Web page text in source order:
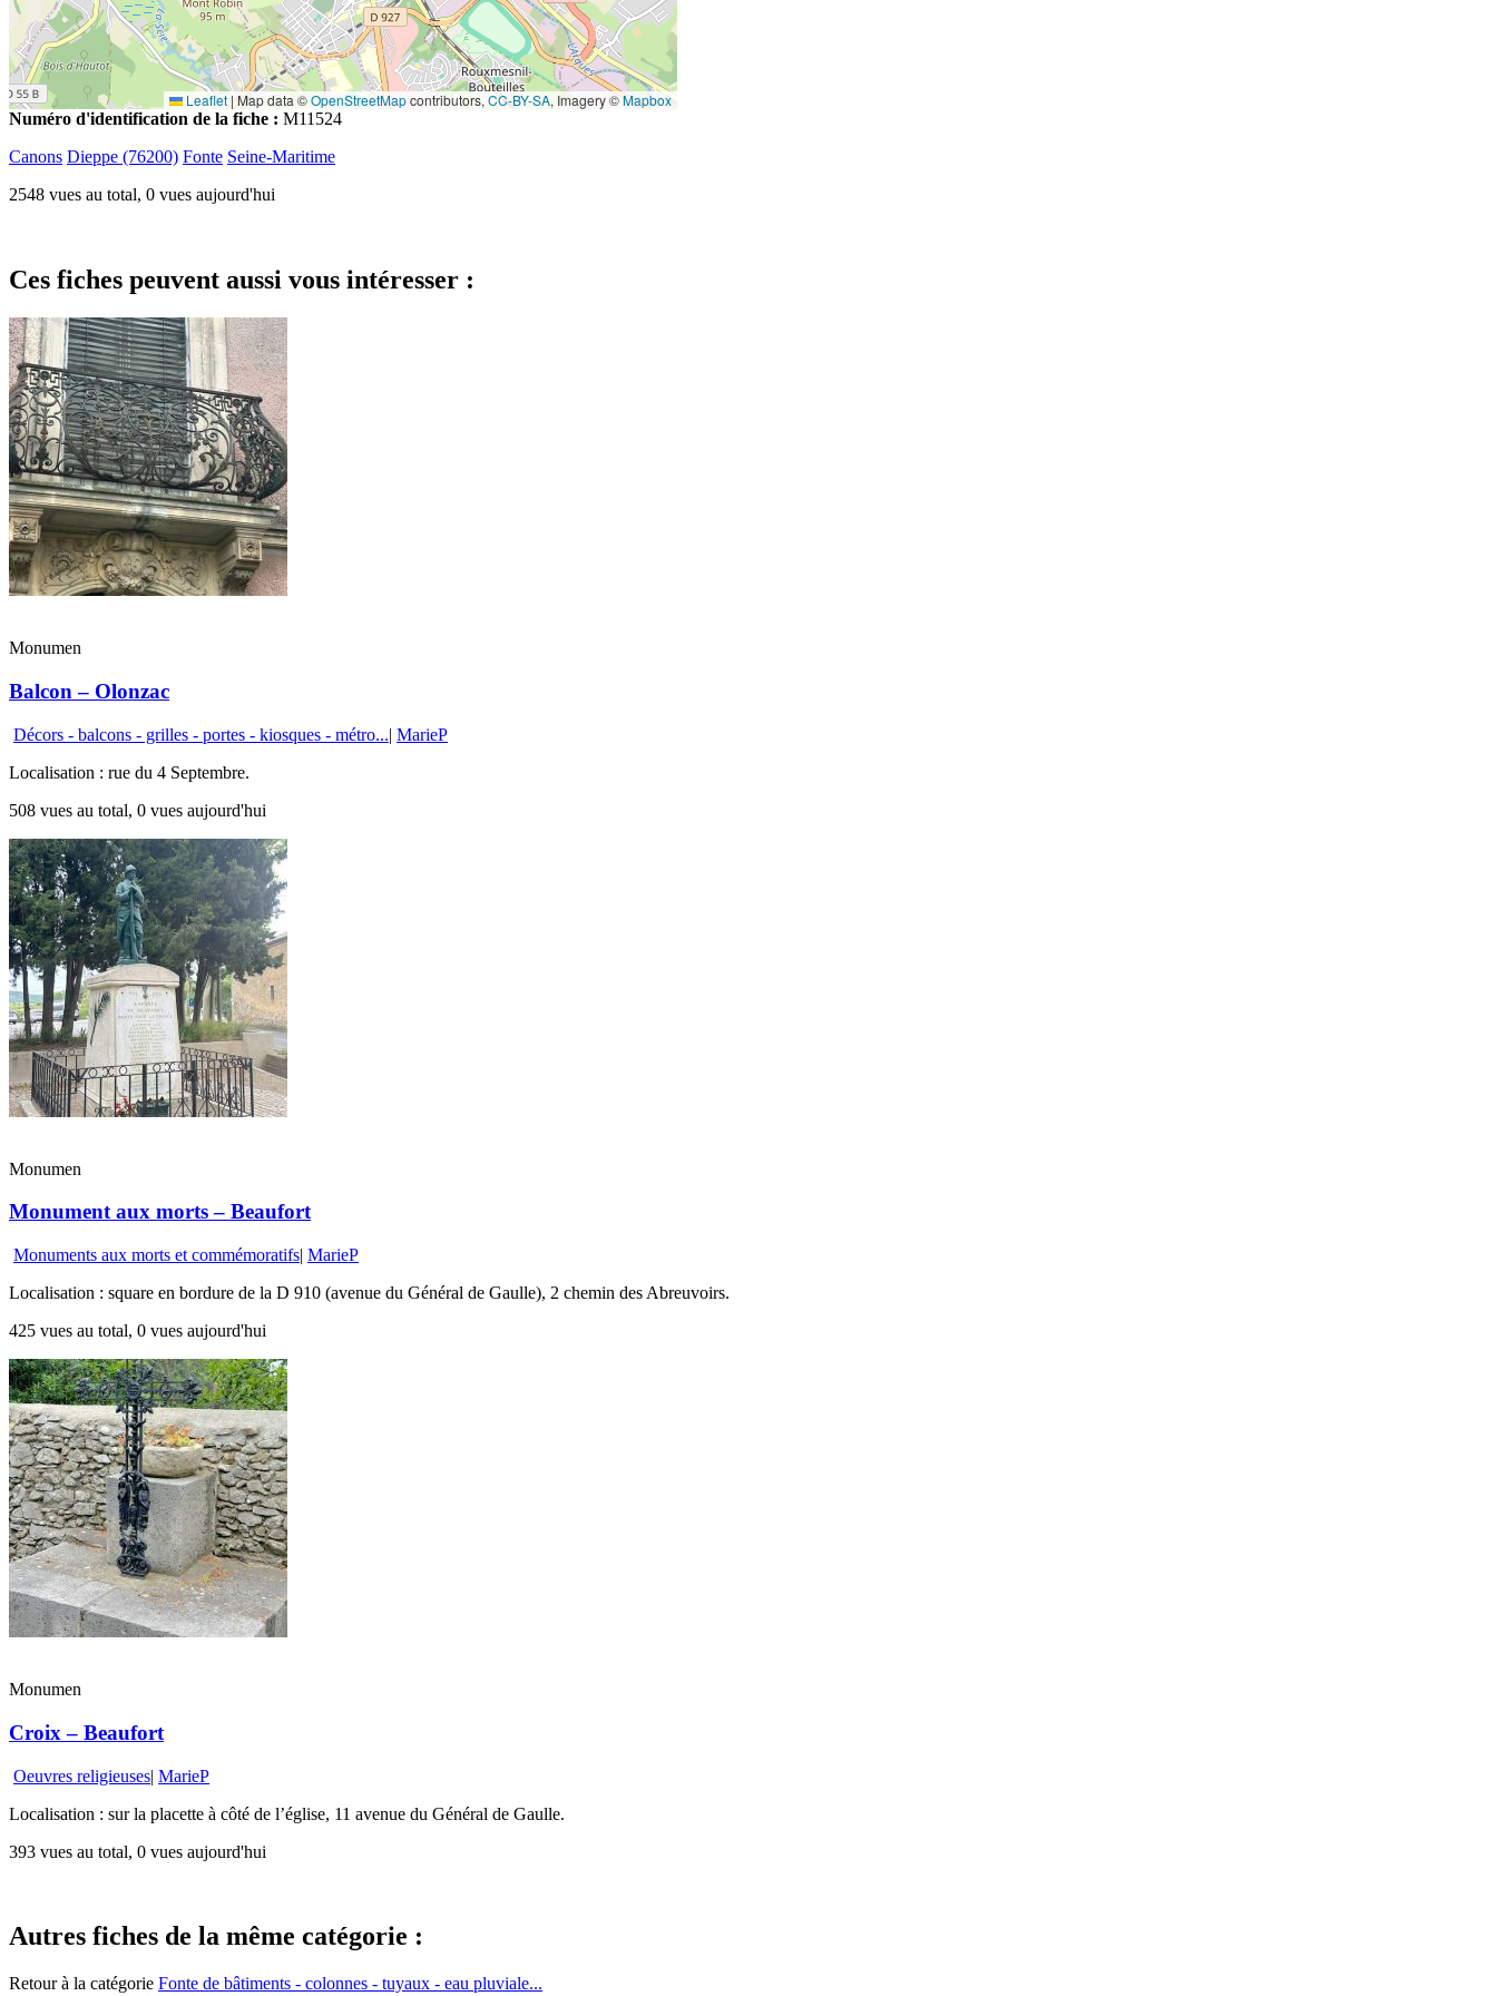
Leaflet|Map data ©OpenStreetMapcontributors,CC-BY-SA, Imagery ©Mapbox
Numéro d'identification de la fiche : M11524
Canons Dieppe (76200) Fonte Seine-Maritime
2548 vues au total, 0 vues aujourd'hui
Ces fiches peuvent aussi vous intéresser :
Monumen
Balcon – Olonzac
Décors - balcons - grilles - portes - kiosques - métro...| MarieP
Localisation : rue du 4 Septembre.
508 vues au total, 0 vues aujourd'hui
Monumen
Monument aux morts – Beaufort
Monuments aux morts et commémoratifs| MarieP
Localisation : square en bordure de la D 910 (avenue du Général de Gaulle), 2 chemin des Abreuvoirs.
425 vues au total, 0 vues aujourd'hui
Monumen
Croix – Beaufort
Oeuvres religieuses| MarieP
Localisation : sur la placette à côté de l’église, 11 avenue du Général de Gaulle.
393 vues au total, 0 vues aujourd'hui
Autres fiches de la même catégorie :
Retour à la catégorie Fonte de bâtiments - colonnes - tuyaux - eau pluviale...